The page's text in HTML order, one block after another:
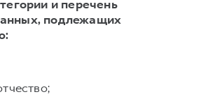
и перечень
подлежащих